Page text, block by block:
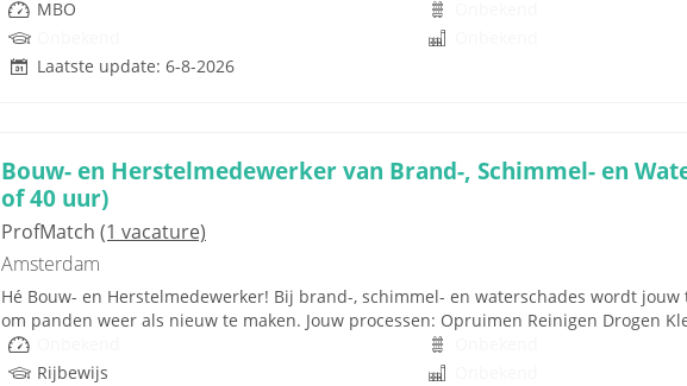
MBO
Laatste update: 6-8-2026
Bouw- en Herstelmedewerker van Brand-, Schimmel- en
of 40 uur)
ProfMatch (1 vacature)
Amsterdam
Hé Bouw- en Herstelmedewerker! Bij brand-, schimmel- en waterschades wordt jouw
om panden weer als nieuw te maken. Jouw processen: Opruimen Reinigen Drogen
Rijbewijs